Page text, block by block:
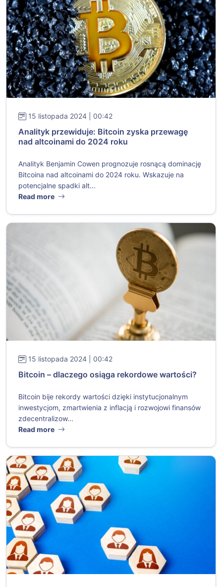
15 listopada 2024 | 00:42
Analityk przewiduje: Bitcoin zyska przewagę
nad altcoinami do 2024 roku
Analityk Benjamin Cowen prognozuje rosnącą dominację
Bitcoina nad altcoinami do 2024 roku. Wskazuje na
potencjalne spadki alt...
Read more
15 listopada 2024 | 00:42
Bitcoin – dlaczego osiąga rekordowe wartości?
Bitcoin bije rekordy wartości dzięki instytucjonalnym
inwestycjom, zmartwienia z inflacją i rozwojowi finansów
zdecentralizow...
Read more